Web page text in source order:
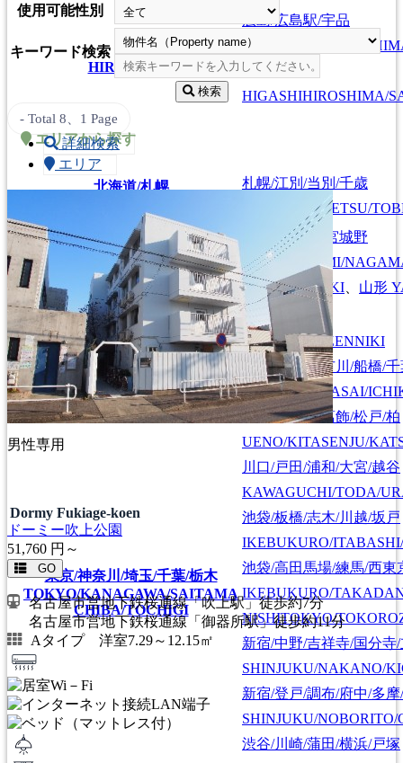
広島
HIROSHIMA
広島/広島駅/宇品
HIROSHIMA/
東広島/西条
HIGASHIHIROSHIMA/
エリアから探す
北海道/札幌
札幌/江別/当別/千歳
SAPPORO/EBETSU/
仙台/青森/山形
SENDAI/AOMORI/YAMAGATA
仙台/泉/長町/宮城野
SENDAI/IZUMI/
弘前HIROSAKI 山形
東京/神奈川/埼玉/千葉/栃木
TOKYO/KANAGAWA/SAITAMA
CHIBA/TOCHIGI
首都圏全域
SHUTOKEN ZENNIKI
江戸川/葛西/市川/船橋/
EDOGAWA/KASAI/
上野/北千住/葛飾/松戸/柏
UENO/KITASENJU/
川口/戸田/浦和/大宮/越谷
KAWAGUCHI/TODA/
池袋/板橋/志木/川越/坂戸
IKEBUKURO/
池袋/高田馬場/練馬/西東
IKEBUKURO/
NISHITOKYO/
新宿/中野/吉祥寺/国分寺
SHINJUKU/NAKANO/
新宿/登戸/調布/府中/多
SHINJUKU/
渋谷/川崎/蒲田/横浜/戸塚
使用可能性別
キーワード検索
検索
Total 8、1 Page
詳細検索
エリア
男性専用
Dormy Fukiage-koen
ドーミー吹上公園
51,760 円～
GO
名古屋市営地下鉄桜通線「吹上駅」徒歩約7分
名古屋市営地下鉄桜通線「御器所駅」徒歩約11分
Aタイプ 洋室7.29～12.15㎡